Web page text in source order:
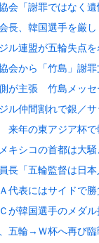
会「謝罪ではなく
長、韓国選手を厳
ル連盟が五輪失点
会から「竹島」謝罪
が主張 竹島メッセ
ル仲間割れで銀／サ
来年の東アジア杯で
キシコの首都は大
長「五輪監督は日本
代表にはサイドで勝
Ｃが韓国選手のメダ
五輪→Ｗ杯へ再び臨